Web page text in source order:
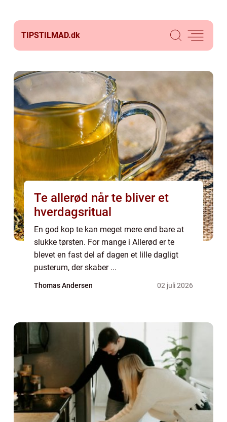
TIPSTILMAD.dk
Te allerød når te bliver et
hverdagsritual
En god kop te kan meget mere end bare at
slukke tørsten. For mange i Allerød er te
blevet en fast del af dagen et lille dagligt
pusterum, der skaber ...
Thomas Andersen 02 juli 2026